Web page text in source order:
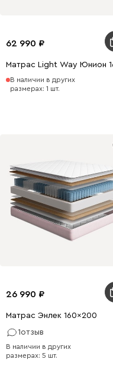
62 990
Матрас Light Way Юнион
В наличии в других
размерах: 1 шт.
26 990
Матрас Энлек 160x200
1отзыв
В наличии в других
размерах: 5 шт.